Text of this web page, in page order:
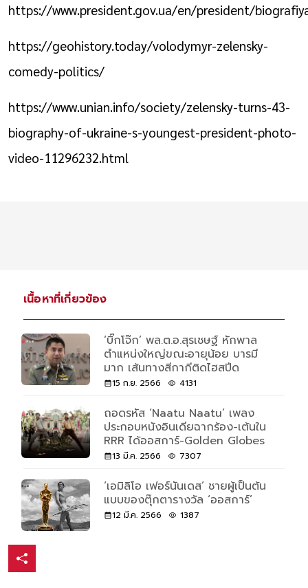
https://www.president.gov.ua/en/president/
https://geohistory.today/volodymyr-zelensky-
comedy-politics/
https://www.unian.info/society/zelensky-turns-43-
biography-of-ukraine-s-youngest-president-photo-
video-11296232.html
เนื้อหาที่เกี่ยวข้อง
‘บิ๊กโจ๊ก’ พล.ต.อ.สุรเชษฐ์ หักพาล
ตำแหน่งใหญ่ขณะอายุน้อย บารมี
มาก เส้นทางสีกากีติดไฮสปีด
15 ก.ย. 2566 4131
ถอดรหัส ‘Naatu Naatu’ เพลง
ประกอบหนังอินเดียฉากร้อง-เต้นใน
RRR ได้ออสการ์-Golden Globes
13 มี.ค. 2566 7307
‘เอมิลิโอ เฟอร์นันเดส’ ชายผู้เป็นต้น
แบบของตุ๊กตารางวัล ‘ออสการ์’
12 มี.ค. 2566 1387